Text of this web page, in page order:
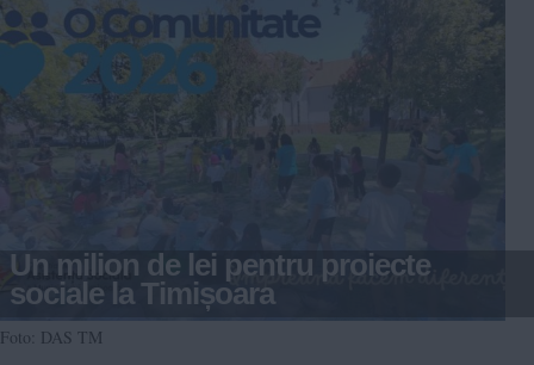
Un milion de lei pentru proiecte
sociale la Timișoara
Foto: DAS TM